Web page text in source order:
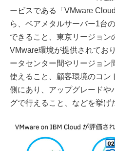
ービスである「VMware
ら、ベアメタルサーバー1台
できること、東京リージョン
VMware環境が提供されてお
ータセンター間やリージョン
使えること、顧客環境のコン
側にあり、アップグレードや
グで行えること、などを挙げ